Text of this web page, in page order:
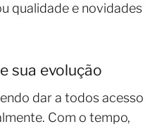
qualidade e novidades
sua evolução
dar a todos acesso
Com o tempo,